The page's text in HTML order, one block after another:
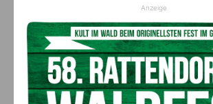
Ein langes Leben ging zu
Stulier im 106.
Aktuell 8. August 2026
Ehrung für 50 Jahre
Anzeige